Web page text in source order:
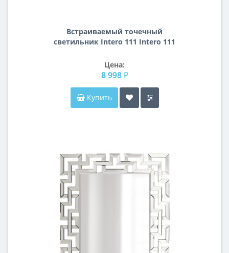
Встраиваемый точечный
светильник Intero 111 Intero 111
Цена:
8 998 ₽
Купить